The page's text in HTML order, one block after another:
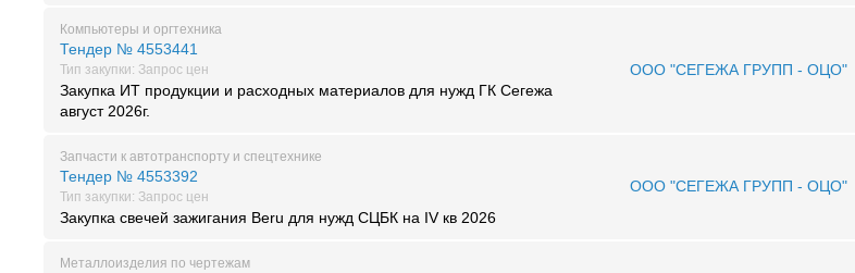
Компьютеры и оргтехника
Тендер № 4553441
Тип закупки: Запрос цен
Закупка ИТ продукции и расходных материалов для нужд ГК Сегежа
август 2026г.
ООО "СЕГЕЖА ГРУПП - ОЦО"
Запчасти к автотранспорту и спецтехнике
Тендер № 4553392
Тип закупки: Запрос цен
Закупка свечей зажигания Beru для нужд СЦБК на IV кв 2026
ООО "СЕГЕЖА ГРУПП - ОЦО"
Металлоизделия по чертежам